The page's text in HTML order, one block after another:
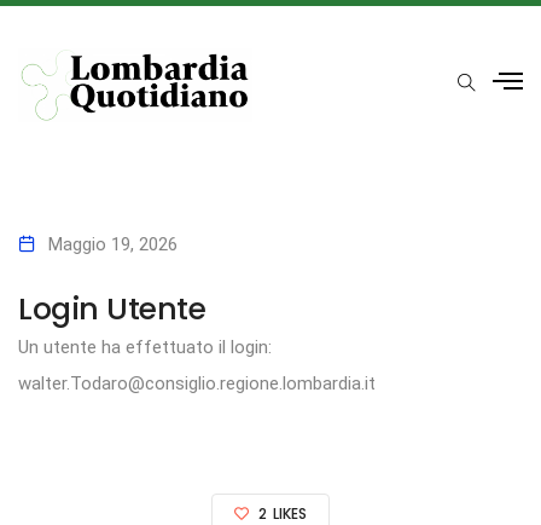
Maggio 19, 2026
Login Utente
Un utente ha effettuato il login:
walter.Todaro@consiglio.regione.lombardia.it
2 LIKES